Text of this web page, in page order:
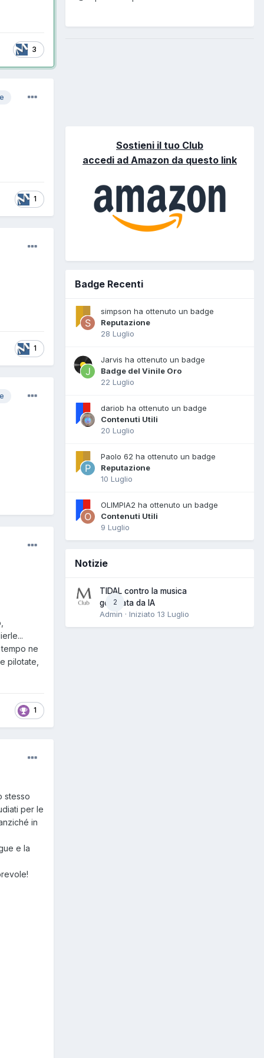
3
1
1
ne
pilotate,
1
stesso
per le
in
e la
Sostieni il tuo Club
accedi ad Amazon da questo link
Badge Recenti
simpson ha ottenuto un badge
Reputazione
28 Luglio
Jarvis ha ottenuto un badge
Badge del Vinile Oro
22 Luglio
dariob ha ottenuto un badge
Contenuti Utili
20 Luglio
Paolo 62 ha ottenuto un badge
Reputazione
10 Luglio
OLIMPIA2 ha ottenuto un badge
Contenuti Utili
9 Luglio
Notizie
2
TIDAL contro la musica
generata da IA
Admin · Iniziato 13 Luglio